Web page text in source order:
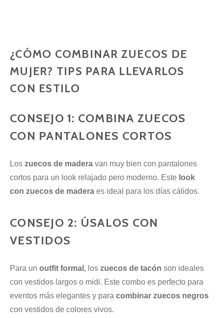
¿CÓMO COMBINAR ZUECOS DE
MUJER? TIPS PARA LLEVARLOS
CON ESTILO
CONSEJO 1: COMBINA ZUECOS
CON PANTALONES CORTOS
Los zuecos de madera van muy bien con pantalones
cortos para un look relajado pero moderno. Este look
con zuecos de madera es ideal para los días cálidos.
CONSEJO 2: ÚSALOS CON
VESTIDOS
Para un outfit formal , los zuecos de tacón son ideales
con vestidos largos o midi. Este combo es perfecto para
eventos más elegantes y para combinar zuecos negros
con vestidos de colores vivos.